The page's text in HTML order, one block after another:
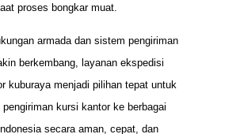
proses bongkar muat.
armada dan sistem pengiriman
berkembang, layanan ekspedisi
kuburaya menjadi pilihan tepat untuk
pengiriman kursi kantor ke berbagai
secara aman, cepat, dan